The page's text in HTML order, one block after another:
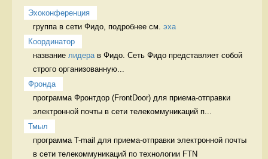
Эхоконференция
группа в сети Фидо, подробнее см. эха
Координатор
название лидера в Фидо. Сеть Фидо представляет собой
строго организованную...
Фронда
программа Фронтдор (FrontDoor) для приема-отправки
электронной почты в сети телекоммуникаций п...
Тмыл
программа T-mail для приема-отправки электронной почты
в сети телекоммуникаций по технологии FTN